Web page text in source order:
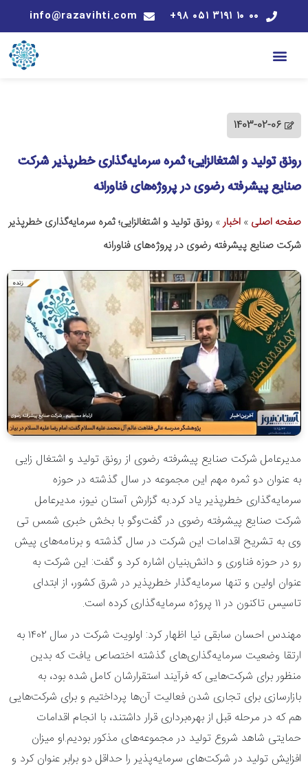
۰۰ ۱۰ ۳۱۹۱ ۰۵۱ ۹۸+ info@razavihti.com
1403-02-06
رونق تولید و اشتغالزایی؛ ثمره سرمایه‌گذاری خطرپذیر شرکت
صنایع پیشرفته رضوی در پروژه‌های فناورانه
صفحه اصلی » اخبار» رونق تولید و اشتغالزایی؛ ثمره سرمایه‌گذاری خطرپذیر
شرکت صنایع پیشرفته رضوی در پروژه‌های فناورانه
مدیرعامل شرکت صنایع پیشرفته رضوی از رونق تولید و اشتغال زایی
به عنوان دو ثمره مهم این مجموعه در سال گذشته در حوزه
سرمایه‌گذاری خطرپذیر یاد کرد.به گزارش آستان نیوز، مدیرعامل
شرکت صنایع پیشرفته رضوی در گفت‌وگو با بخش خبری شمس تی
وی به تشریح اقدامات این شرکت در سال گذشته و برنامه‌های پیش
رو در حوزه فناوری و دانش‌بنیان اشاره کرد و گفت: این شرکت به
عنوان اولین و تنها سرمایه‌‌گذار خطرپذیر در شرق کشور، از ابتدای
تاسیس تاکنون در ۱۱ پروژه سرمایه‌گذاری کرده است.
مهندس احسان سابقی نیا اظهار کرد: اولویت شرکت در سال ۱۴۰۲ به
ارتقا وضعیت سرمایه‌گذاری‌های گذشته اختصاص یافت که بدین
منظور برای شرکت‌هایی که فرآیند استقرارشان کامل شده بود، به
بازارسازی برای تجاری شدن فعالیت آن‌ها پرداختیم و برای شرکت‌هایی
هم که در مرحله قبل از بهره‌برداری قرار داشتند، با انجام اقدامات
حمایتی شاهد شروع تولید در مجموعه‌های مذکور بودیم.او میزان
افزایش تولید در شرکت‌های سرمایه‌پذیر را حداقل دو برابر عنوان کرد و